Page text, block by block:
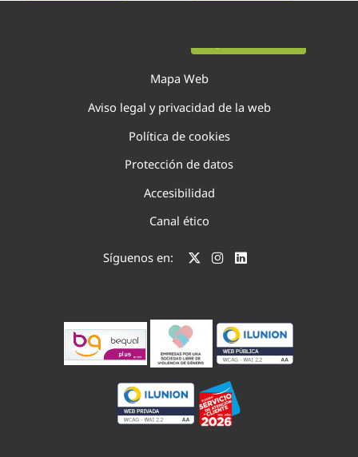
Mapa Web
Aviso legal y privacidad de la web
Política de cookies
Protección de datos
Accesibilidad
Canal ético
Síguenos en: